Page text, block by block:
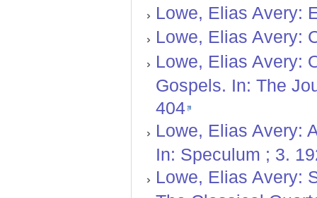
Lowe, Elias Avery:
Lowe, Elias Avery:
Lowe, Elias Avery:
Gospels. In: The
404
Lowe, Elias Avery:
In: Speculum ; 3.
Lowe, Elias Avery: